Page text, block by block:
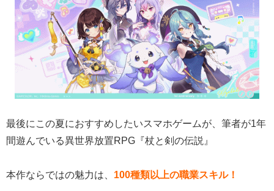
最後にこの夏におすすめしたいスマホゲームが、筆者が1年
間遊んでいる異世界放置RPG『杖と剣の伝説』
本作ならではの魅力は、 100種類以上の職業スキル！